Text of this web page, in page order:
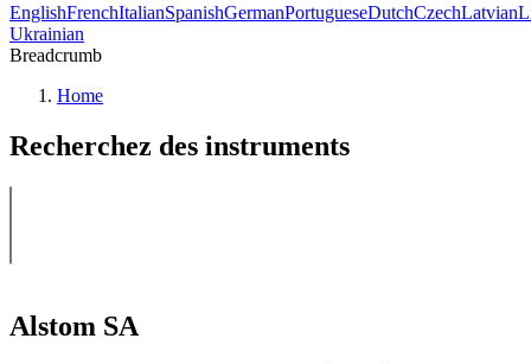
EnglishFrenchItalianSpanishGermanPortugueseDutchCzechLatvian
Ukrainian
Breadcrumb
Home
Recherchez des instruments
Alstom SA